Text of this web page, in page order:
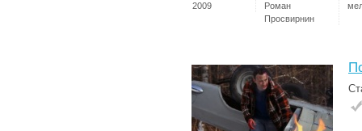
2009
Роман
Просвирнин